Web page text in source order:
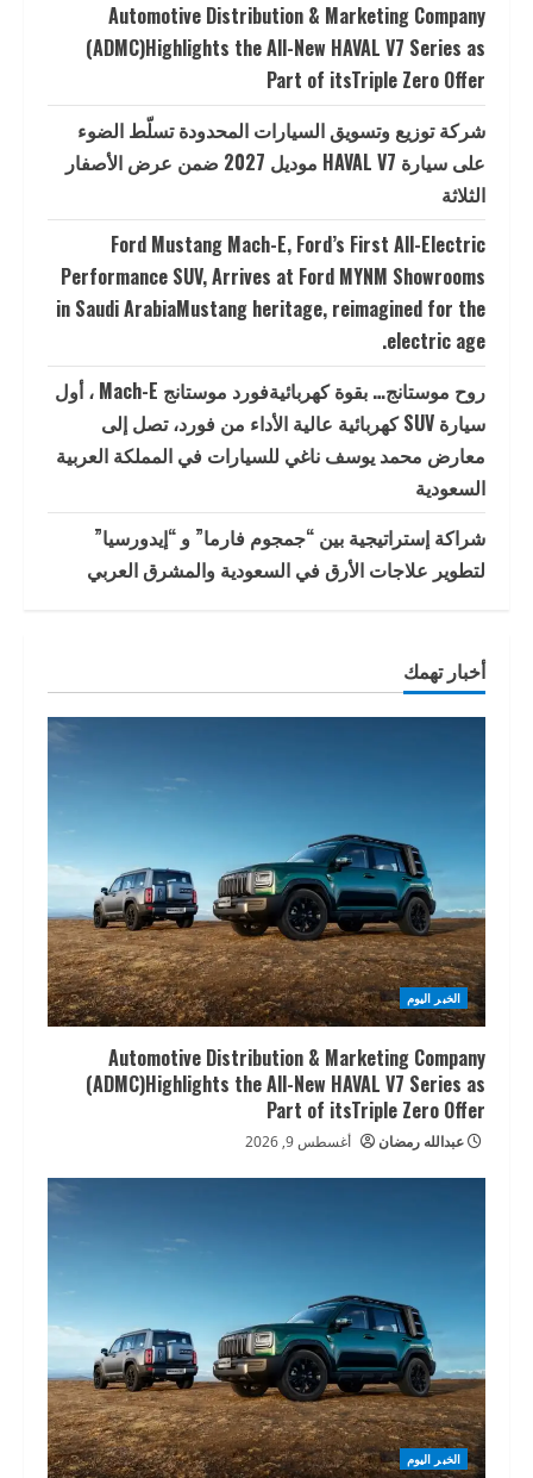
Automotive Distribution & Marketing Company
(ADMC)Highlights the All-New HAVAL V7 Series as
Part of itsTriple Zero Offer
شركة توزيع وتسويق السيارات المحدودة تسلّط الضوء
على سيارة HAVAL V7 موديل 2027 ضمن عرض الأصفار
الثلاثة
Ford Mustang Mach-E, Ford’s First All-Electric
Performance SUV, Arrives at Ford MYNM Showrooms
in Saudi ArabiaMustang heritage, reimagined for the
electric age.
روح موستانج… بقوة كهربائيةفورد موستانج Mach-E ، أول
سيارة SUV كهربائية عالية الأداء من فورد، تصل إلى
معارض محمد يوسف ناغي للسيارات في المملكة العربية
السعودية
شراكة إستراتيجية بين “جمجوم فارما” و “إيدورسيا”
لتطوير علاجات الأرق في السعودية والمشرق العربي
أخبار تهمك
الخبر اليوم
Automotive Distribution & Marketing Company
(ADMC)Highlights the All-New HAVAL V7 Series as
Part of itsTriple Zero Offer
عبدالله رمضان أغسطس 9, 2026
الخبر اليوم